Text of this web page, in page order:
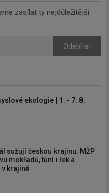
zasílat ty nejdůležitější
Odebírat
ekologie | 1. - 7. 8.
sužují českou krajinu. MŽP
mokřadů, tůní i řek a
krajině